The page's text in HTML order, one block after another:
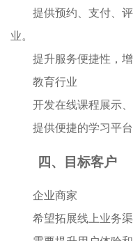
提供预约、支付、
业。
提升服务便捷性，增
教育行业
开发在线课程展示
提供便捷的学习平
四、目标客户
企业商家
希望拓展线上业务